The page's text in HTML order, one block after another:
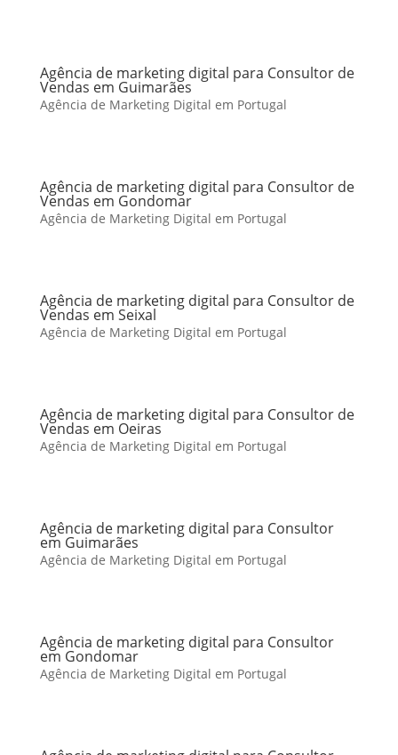
Agência de marketing digital para Consultor de
Vendas em Guimarães
Agência de Marketing Digital em Portugal
Agência de marketing digital para Consultor de
Vendas em Gondomar
Agência de Marketing Digital em Portugal
Agência de marketing digital para Consultor de
Vendas em Seixal
Agência de Marketing Digital em Portugal
Agência de marketing digital para Consultor de
Vendas em Oeiras
Agência de Marketing Digital em Portugal
Agência de marketing digital para Consultor
em Guimarães
Agência de Marketing Digital em Portugal
Agência de marketing digital para Consultor
em Gondomar
Agência de Marketing Digital em Portugal